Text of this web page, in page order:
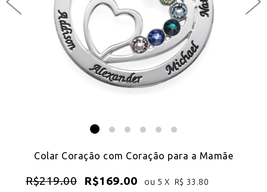
Colar Coração com Coração para a Mamãe
R$219.00 R$169.00 ou 5 X R$ 33.80